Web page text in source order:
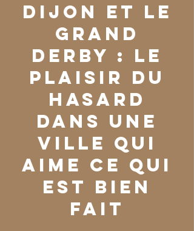
Dijon et le
Grand
Derby : le
plaisir du
hasard
dans une
ville qui
aime ce qui
est bien
fait